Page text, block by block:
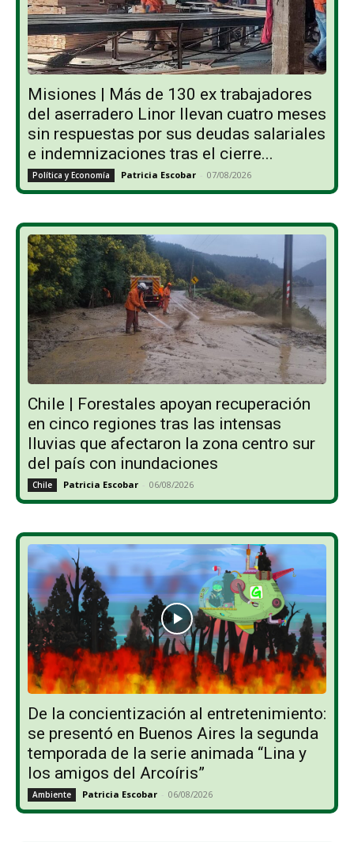
Misiones | Más de 130 ex trabajadores
del aserradero Linor llevan cuatro meses
sin respuestas por sus deudas salariales
e indemnizaciones tras el cierre...
Política y Economía Patricia Escobar - 07/08/2026
Chile | Forestales apoyan recuperación
en cinco regiones tras las intensas
lluvias que afectaron la zona centro sur
del país con inundaciones
Chile Patricia Escobar - 06/08/2026
De la concientización al entretenimiento:
se presentó en Buenos Aires la segunda
temporada de la serie animada “Lina y
los amigos del Arcoíris”
Ambiente Patricia Escobar - 06/08/2026